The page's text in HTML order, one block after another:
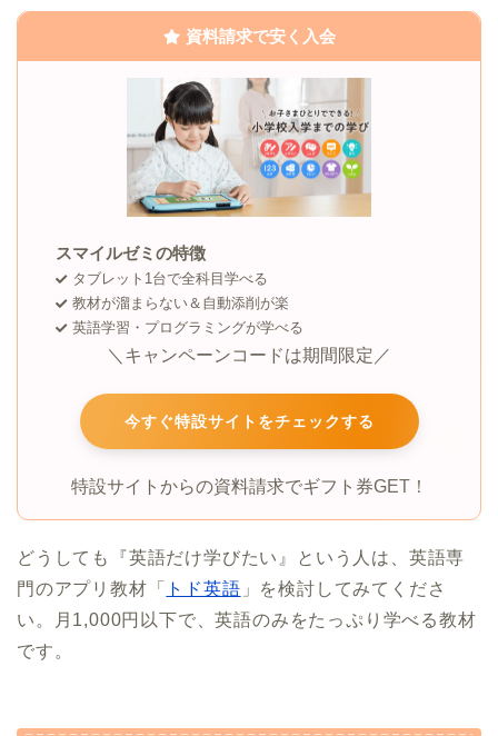
資料請求で安く入会
スマイルゼミの特徴
タブレット1台で全科目学べる
教材が溜まらない＆自動添削が楽
英語学習・プログラミングが学べる
＼キャンペーンコードは期間限定／
今すぐ特設サイトをチェックする
特設サイトからの資料請求でギフト券GET！
どうしても『英語だけ学びたい』という人は、英語専
門のアプリ教材「
トド英語 」を検討してみてくださ
い。月1,000円以下で、英語のみをたっぷり学べる教材
です。